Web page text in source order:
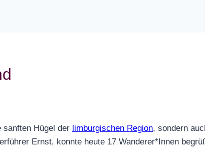
sanften Hügel der limburgischen Region, sondern
Ernst, konnte heute 17 Wanderer*Innen